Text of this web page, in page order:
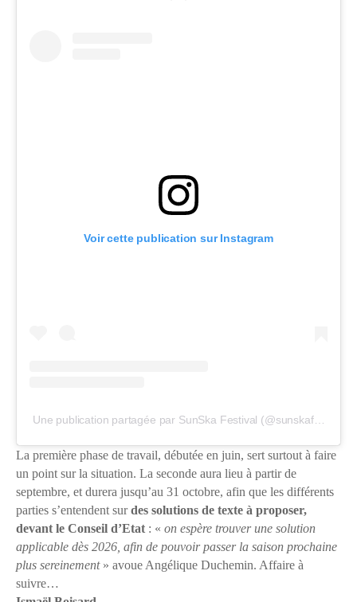
Voir cette publication sur Instagram
Une publication partagée par SunSka Festival (@sunskafestival)
La première phase de travail, débutée en juin, sert surtout à faire
un point sur la situation. La seconde aura lieu à partir de
septembre, et durera jusqu’au 31 octobre, afin que les différents
parties s’entendent surdes solutions de texte à proposer,
devant le Conseil d’Etat : « on espère trouver une solution
applicable dès 2026, afin de pouvoir passer la saison prochaine
plus sereinement » avoue Angélique Duchemin. Affaire à
suivre…